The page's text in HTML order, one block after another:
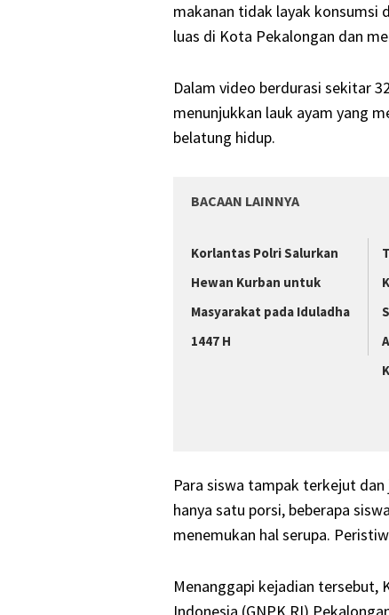
makanan tidak layak konsumsi
luas di Kota Pekalongan dan
Dalam video berdurasi sekitar
menunjukkan lauk ayam yang
belatung hidup.
BACAAN LAINNYA
Korlantas Polri Salurkan
Hewan Kurban untuk
Masyarakat pada Iduladha
1447 H
Para siswa tampak terkejut
hanya satu porsi, beberapa
menemukan hal serupa.
Menanggapi kejadian tersebut,